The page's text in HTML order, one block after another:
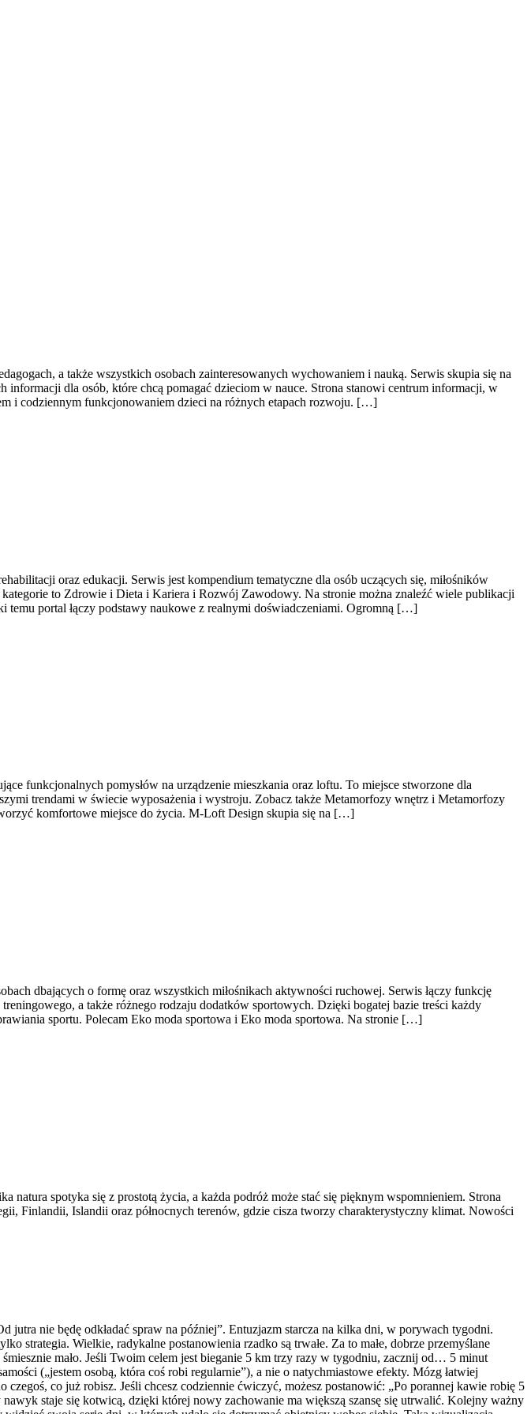
a także wszystkich osobach zainteresowanych wychowaniem i nauką. Serwis skupia się na
dla osób, które chcą pomagać dzieciom w nauce. Strona stanowi centrum informacji, w
i codziennym funkcjonowaniem dzieci na różnych etapach rozwoju. […]
oraz edukacji. Serwis jest kompendium tematyczne dla osób uczących się, miłośników
to Zdrowie i Dieta i Kariera i Rozwój Zawodowy. Na stronie można znaleźć wiele publikacji
portal łączy podstawy naukowe z realnymi doświadczeniami. Ogromną […]
funkcjonalnych pomysłów na urządzenie mieszkania oraz loftu. To miejsce stworzone dla
trendami w świecie wyposażenia i wystroju. Zobacz także Metamorfozy wnętrz i Metamorfozy
komfortowe miejsce do życia. M-Loft Design skupia się na […]
dbających o formę oraz wszystkich miłośnikach aktywności ruchowej. Serwis łączy funkcję
a także różnego rodzaju dodatków sportowych. Dzięki bogatej bazie treści każdy
sportu. Polecam Eko moda sportowa i Eko moda sportowa. Na stronie […]
spotyka się z prostotą życia, a każda podróż może stać się pięknym wspomnieniem. Strona
Finlandii, Islandii oraz północnych terenów, gdzie cisza tworzy charakterystyczny klimat. Nowości
jutra nie będę odkładać spraw na później”. Entuzjazm starcza na kilka dni, w porywach tygodni.
strategia. Wielkie, radykalne postanowienia rzadko są trwałe. Za to małe, dobrze przemyślane
mało. Jeśli Twoim celem jest bieganie 5 km trzy razy w tygodniu, zacznij od… 5 minut
(„jestem osobą, która coś robi regularnie”), a nie o natychmiastowe efekty. Mózg łatwiej
co już robisz. Jeśli chcesz codziennie ćwiczyć, możesz postanowić: „Po porannej kawie robię 5
staje się kotwicą, dzięki której nowy zachowanie ma większą szansę się utrwalić. Kolejny ważny